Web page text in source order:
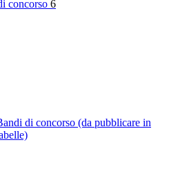
concorso 6
di concorso (da pubblicare in